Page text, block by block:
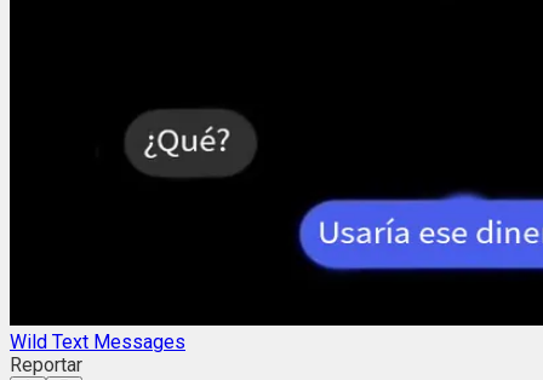
Wild Text Messages
Reportar